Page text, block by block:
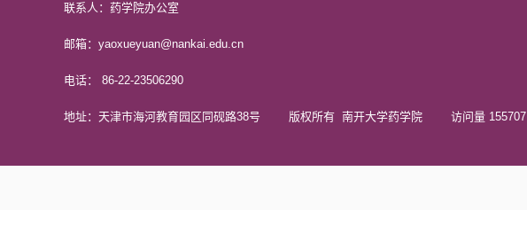
联系人：药学院办公室
邮箱：yaoxueyuan@nankai.edu.cn
电话： 86-22-23506290
地址：天津市海河教育园区同砚路38号 版权所有 南开大学药学院 访问量 155707